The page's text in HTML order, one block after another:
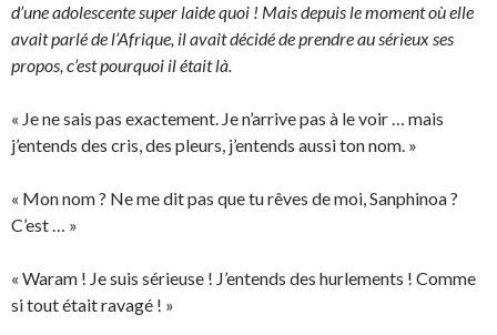
d’une adolescente super laide quoi ! Mais depuis le moment où elle
avait parlé de l’Afrique, il avait décidé de prendre au sérieux ses
propos, c’est pourquoi il était là.
« Je ne sais pas exactement. Je n’arrive pas à le voir … mais
j’entends des cris, des pleurs, j’entends aussi ton nom. »
« Mon nom ? Ne me dit pas que tu rêves de moi, Sanphinoa ?
C’est … »
« Waram ! Je suis sérieuse ! J’entends des hurlements ! Comme
si tout était ravagé ! »